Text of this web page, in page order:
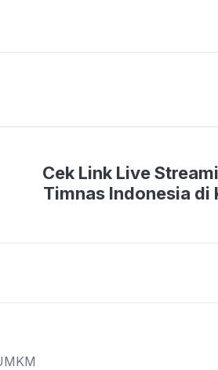
Cek Link Live
Timnas Indonesia di